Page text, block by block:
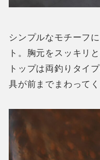
シンプルなモチーフ
ト。 胸元をスッキリ
トップは両釣りタイ
具が前までまわって